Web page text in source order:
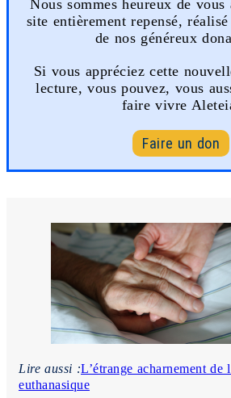
Nous sommes heureux de
site entièrement repensé,
de nos généreux
Si vous appréciez cette
lecture, vous pouvez, vous
faire vivre
Faire un don
Lire aussi :L’étrange acharnement de
euthanasique